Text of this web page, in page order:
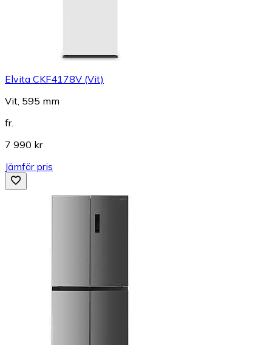
Elvita CKF4178V (Vit)
Vit, 595 mm
fr.
7 990 kr
Jämför pris